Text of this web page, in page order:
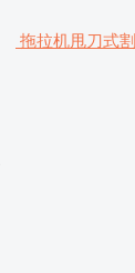
拖拉机甩刀式